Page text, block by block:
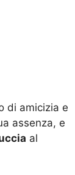
di amicizia e
assenza, e
al